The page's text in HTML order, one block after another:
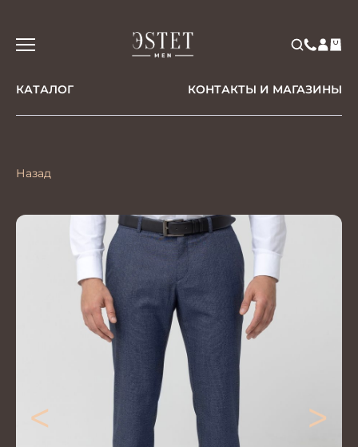
КАТАЛОГ КОНТАКТЫ И МАГАЗИНЫ
Назад
< >